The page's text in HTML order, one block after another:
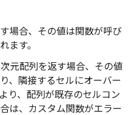
場合、その値は関数が呼び
ます。
元配列を返す場合、その値
、隣接するセルにオーバー
り、配列が既存のセルコン
は、カスタム関数がエラー